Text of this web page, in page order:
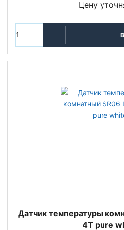
Цену
Датчик температуры
4T pure